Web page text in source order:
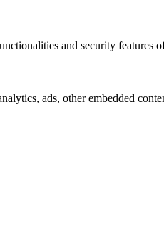
and security features
ads, other embedded